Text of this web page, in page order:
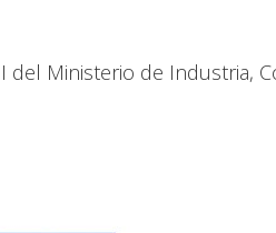
Ministerio de Industria,